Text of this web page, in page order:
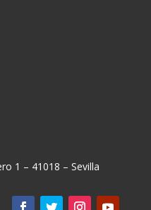
1 – 41018 – Sevilla